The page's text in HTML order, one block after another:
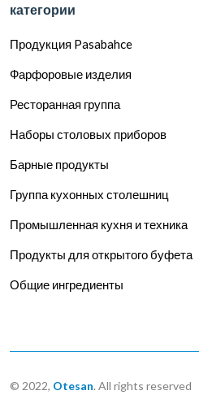
категории
Продукция Pasabahce
Фарфоровые изделия
Ресторанная группа
Наборы столовых приборов
Барные продукты
Группа кухонных столешниц
Промышленная кухня и техника
Продукты для открытого буфета
Общие ингредиенты
© 2022, Otesan. All rights reserved